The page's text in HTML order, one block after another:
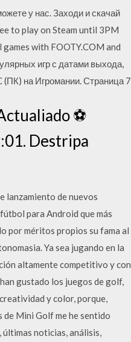
у нас. Заходи и скачай
to play on Steam until 3PM
with FOOTY.COM and
игр с датами выхода,
(ПК) на Игромании. Страница 7.
⚽
Destripa
lanzamiento de nuevos
para Android que más
por méritos propios su fama al
Ya sea jugando en la
altamente competitivo y con
gustado los juegos de golf,
y color, porque,
de Mini Golf me he sentido
últimas noticias, análisis,